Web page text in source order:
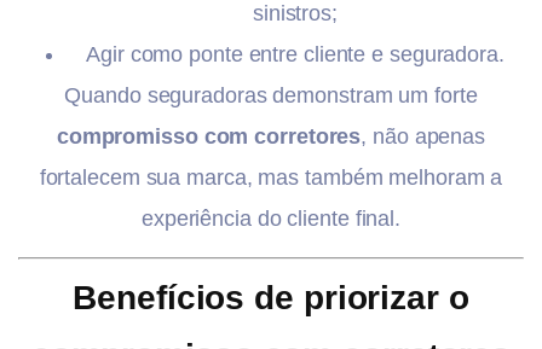
sinistros;
Agir como ponte entre cliente e seguradora.
Quando seguradoras demonstram um forte
compromisso com corretores, não apenas
fortalecem sua marca, mas também melhoram a
experiência do cliente final.
Benefícios de priorizar o